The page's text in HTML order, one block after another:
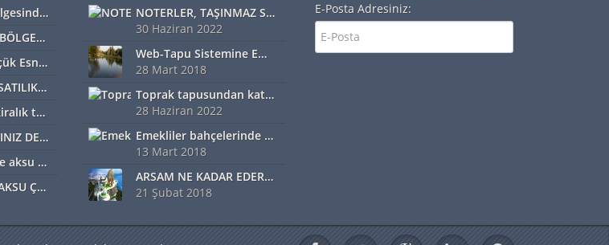
Bolu merkez kuzfındık bölgesinde satılık Devremülk kira garantili
ANTALYA AKSU FETTAHLI BÖLGESİNDE ACİL SATILIK TEK TAPU MÜSTAKİL TARLA
Antalya Kepez Gaziler Küçük Esnaf Sanayi Sİtesi Satılık Dükkan
DİDİM AQUAPARK MEVKİ SATILIK ARAZİ
Antalya Aksu çamköyde kiralık tarla ve depolar için bizi arayabilirsiniz
TÜRKİYE GENELİ ARSALARINIZ DEĞERİNDE ALINIR SATILIR TAKAS EDİLİR ARAYIN YARDIMCI OLALIM
Antalya merkez ilçelerinde aksu başta diğer ilçelerde satılık imarlı müstail tapulu arsa
ANTALYA İL VE İLÇERİ DE AKSU ÇAMKÖYDE ARSALARINIZ AYNI GÜN NAKİTE ÇEVRİLİR
NOTERLER, TAŞINMAZ SATIŞ VAADİ SÖZLEŞMESİ YAPABİLECEK
30 Haziran 2022
Web-Tapu Sistemine Emlakçılar da Eklendi
28 Mart 2018
Toprak tapusundan kat mülkiyetine geçiş nasıl olur?
28 Haziran 2022
Emekliler bahçelerinde ilk hasadı yaptı
13 Mart 2018
ARSAM NE KADAR EDER DİYORSANIZ EXSPER İÇİN BİZİ ARAYINIZ...!!!!!
21 Şubat 2018
E-Posta Adresiniz: